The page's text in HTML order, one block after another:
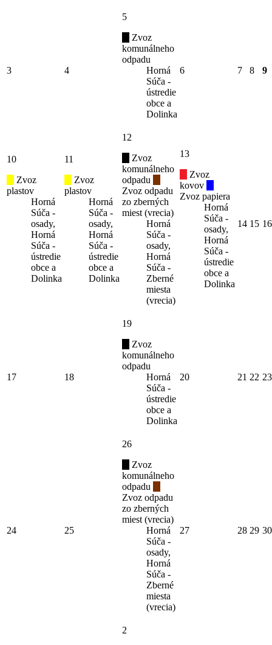
3 4
5
Zvoz
komunálneho
odpadu
Horná
Súča -
ústredie
obce a
Dolinka
6 7 8 9
10
Zvoz
plastov
Horná
Súča -
osady,
Horná
Súča -
ústredie
obce a
Dolinka
11
Zvoz
plastov
Horná
Súča -
osady,
Horná
Súča -
ústredie
obce a
Dolinka
12
Zvoz
komunálneho
odpadu
Zvoz odpadu
zo zberných
miest (vrecia)
Horná
Súča -
osady,
Horná
Súča -
Zberné
miesta
(vrecia)
13
Zvoz
kovov
Zvoz papiera
Horná
Súča -
osady,
Horná
Súča -
ústredie
obce a
Dolinka
14 15 16
17 18
19
Zvoz
komunálneho
odpadu
Horná
Súča -
ústredie
obce a
Dolinka
20 21 22 23
24 25
26
Zvoz
komunálneho
odpadu
Zvoz odpadu
zo zberných
miest (vrecia)
Horná
Súča -
osady,
Horná
Súča -
Zberné
miesta
(vrecia)
27 28 29 30
2